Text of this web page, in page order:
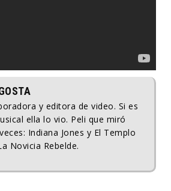
y editora de video. Si es
ella lo vio. Peli que miró
Indiana Jones y El Templo
Novicia Rebelde.